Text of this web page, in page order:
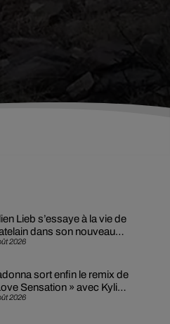
2026
Lieb s’essaye à la vie de
dans son nouveau
2026
sort enfin le remix de
Sensation » avec Kylie